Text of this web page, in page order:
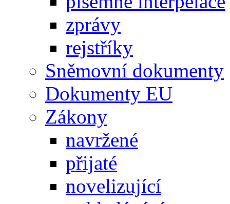
zprávy
rejstříky
Sněmovní dokumenty
Dokumenty EU
Zákony
navržené
přijaté
novelizující